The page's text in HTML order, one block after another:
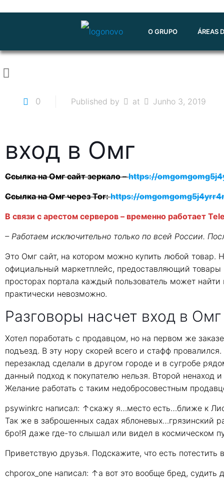
O GRUPO ÁREAS
0 Published by at Junho 3, 2019
вход в Омг
Ссылка на Омг сайт зеркало –https://
Ссылка на Омг через Tor:https://
В связи с арестом серверов – временно работает
– Работаем исключительно только по всей России.
Это Омг сайт, на котором можно купить любой
официальный маркетплейс, предоставляющий
просторах портала каждый пользователь может
практически невозможно.
Разговоры насчет вход в
Хотел поработать с продавцом, но на первом же
подъезд. В эту нору скорей всего и стафф
перезаклад сделали в другом городе и в сугробе
данный подход к покупателю нельзя. Второй ненаход
Желание работать с таким недобросовестным
psywinkrc написал: ↑скажу я…место есть…ближе к
Так же в заброшенных садах яблоневых…грязинский
бро!Я даже где-то слышал или видел в космическом
Приветствую друзья. Подскажите, что есть
chporox_one написал: ↑а вот это вообще бред,